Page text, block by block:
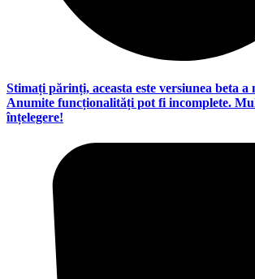
Stimați părinți, aceasta este versiunea beta
Anumite funcționalități pot fi incomplete.
înțelegere!